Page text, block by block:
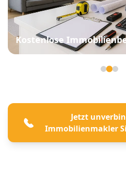
Kostenlose
Jetzt
Immobilienmakler